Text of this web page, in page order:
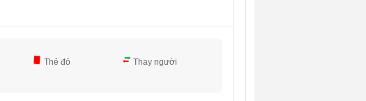
Thẻ đỏ
Thay người